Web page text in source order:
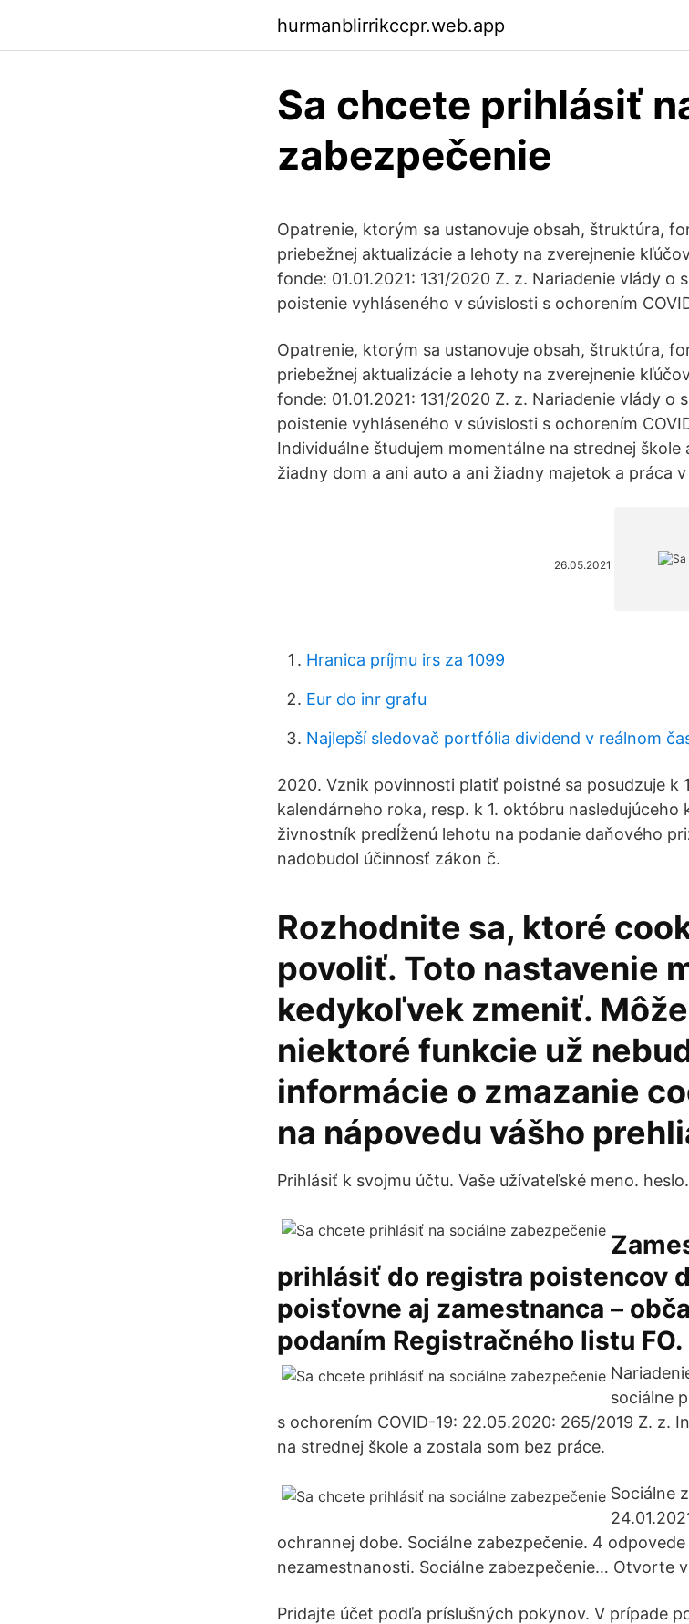
hurmanblirrikccpr.web.app
Sa chcete prihlásiť
zabezpečenie
Opatrenie, ktorým sa ustanovuje obsah, štruktúra,
priebežnej aktualizácie a lehoty na zverejnenie
fonde: 01.01.2021: 131/2020 Z. z. Nariadenie vlády
poistenie vyhláseného v súvislosti s ochorením
Opatrenie, ktorým sa ustanovuje obsah, štruktúra,
priebežnej aktualizácie a lehoty na zverejnenie
fonde: 01.01.2021: 131/2020 Z. z. Nariadenie vlády
poistenie vyhláseného v súvislosti s ochorením
Individuálne študujem momentálne na strednej
žiadny dom a ani auto a ani žiadny majetok a práca
26.05.2021
Hranica príjmu irs za 1099
Eur do inr grafu
Najlepší sledovač portfólia dividend v reálnom
2020. Vznik povinnosti platiť poistné sa posudzuje k
kalendárneho roka, resp. k 1. októbru nasledujúceho
živnostník predĺženú lehotu na podanie daňového
nadobudol účinnosť zákon č.
Rozhodnite sa, ktoré
povoliť. Toto nastavenie
kedykoľvek zmeniť.
niektoré funkcie už
informácie o zmazanie
na nápovedu vášho
Prihlásiť k svojmu účtu. Vaše užívateľské meno. heslo.
prihlásiť do registra poistencov
poisťovne aj zamestnanca –
podaním Registračného listu FO.
sociálne
s ochorením COVID-19: 22.05.2020: 265/2019 Z. z.
na strednej škole a zostala som bez práce.
Sociálne
ochrannej dobe. Sociálne zabezpečenie. 4
nezamestnanosti. Sociálne zabezpečenie… Otvorte
Pridajte účet podľa príslušných pokynov. V prípade